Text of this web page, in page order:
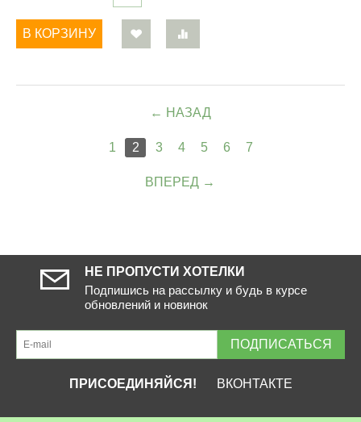
В КОРЗИНУ
НАЗАД
1 2 3 4 5 6 7
ВПЕРЕД
НЕ ПРОПУСТИ ХОТЕЛКИ
Подпишись на рассылку и будь в курсе
обновлений и новинок
ПОДПИСАТЬСЯ
ПРИСОЕДИНЯЙСЯ! ВКОНТАКТЕ